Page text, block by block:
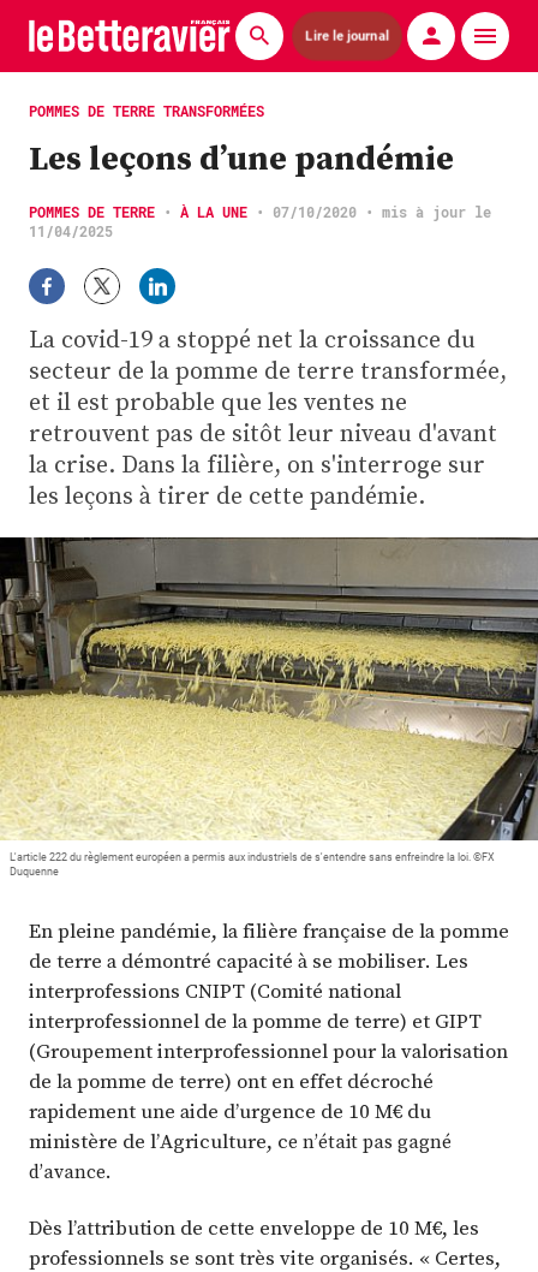
Lire le journal
Actualités
Économie
Agronomie
Matériels
La technique ITB
Pommes de terre
Guides pratiques
Chasse
Plus
Abonnez-vous
POMMES DE TERRE TRANSFORMÉES
Les leçons d’une pandémie
POMMES DE TERRE • À LA UNE • 07/10/2020 • mis à jour le
11/04/2025
La covid-19 a stoppé net la croissance du
secteur de la pomme de terre transformée,
et il est probable que les ventes ne
retrouvent pas de sitôt leur niveau d'avant
la crise. Dans la filière, on s'interroge sur
les leçons à tirer de cette pandémie.
L'article 222 du règlement européen a permis aux industriels de s'entendre sans enfreindre la loi. ©FX
Duquenne
En pleine pandémie, la filière française de la pomme
de terre a démontré capacité à se mobiliser. Les
interprofessions CNIPT (Comité national
interprofessionnel de la pomme de terre) et GIPT
(Groupement interprofessionnel pour la valorisation
de la pomme de terre) ont en effet décroché
rapidement une aide d’urgence de 10 M€ du
ministère de l’Agriculture, ce n’était pas gagné
d’avance.
Dès l’attribution de cette enveloppe de 10 M€, les
professionnels se sont très vite organisés. « Certes,